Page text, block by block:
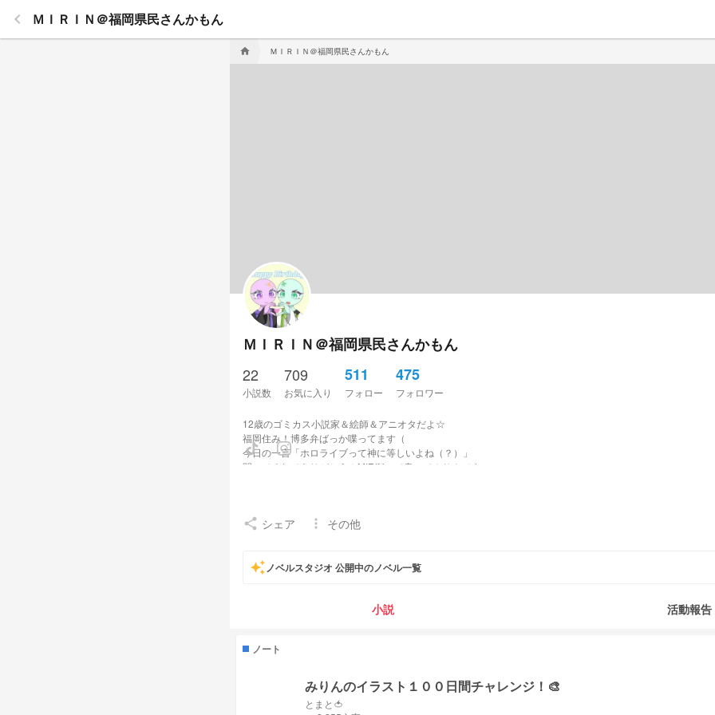
home ＭＩＲＩＮ＠福岡県民さんかもん
keyboard_arrow_left ＭＩＲＩＮ＠福岡県民さんかもん
ＭＩＲＩＮ＠福岡県民さんかもん
22
小説数
709
お気に入り
511
フォロー
475
フォロワー
12歳のゴミカス小説家＆絵師＆アニオタだよ☆
福岡住み！博多弁ばっか喋ってます（
今日の一言「ホロライブって神に等しいよね（？）」
開いてくれてありがとう！MIRINって書いてみりんです
フォロワー様大好きです！（無差別以外）
アイコン→しらす公爵様
FM⇨⚖️☄️🌫️ FN⇨ＭＩＲＩＮのお弁当箱
素敵な関係者様（今も受け付けてます！）
tsubasa様 ネットでもリアルでも可愛すぎ◯しますわよ？？
share シェア more_vert その他
auto_awesomeノベルスタジオ 公開中のノベル一覧
小説 活動報告
ノート
みりんのイラスト１００日間チャレンジ！🎨
とまと🍅